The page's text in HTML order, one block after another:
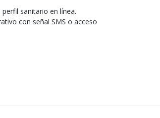
sanitario en línea.
con señal SMS o acceso